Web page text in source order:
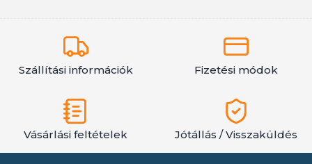
Szállítási információk Fizetési módok
Vásárlási feltételek Jótállás / Visszaküldés